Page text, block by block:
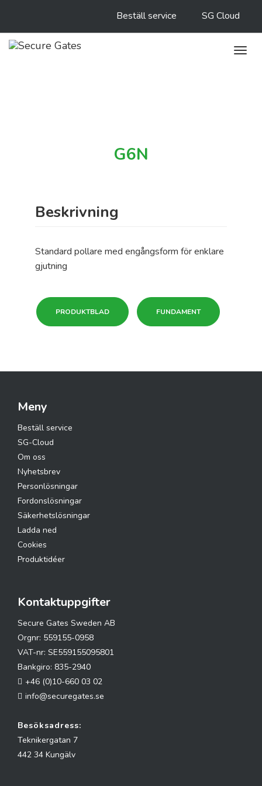
Beställ service SG Cloud
G6N
Beskrivning
Standard pollare med engångsform för enklare
gjutning
PRODUKTBLAD FUNDAMENT
Meny
Beställ service
SG-Cloud
Om oss
Nyhetsbrev
Personlösningar
Fordonslösningar
Säkerhetslösningar
Ladda ned
Cookies
Produktidéer
Kontaktuppgifter
Secure Gates Sweden AB
Orgnr: 559155-0958
VAT-nr: SE559155095801
Bankgiro: 835-2940
+46 (0)10-660 03 02
info@securegates.se
Besöksadress:
Teknikergatan 7
442 34 Kungälv